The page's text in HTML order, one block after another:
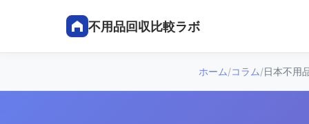
不用品回収比較ラボ
ホーム/コラム/日本不用